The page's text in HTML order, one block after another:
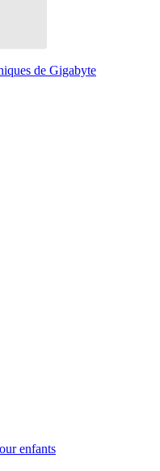
de Gigabyte
enfants